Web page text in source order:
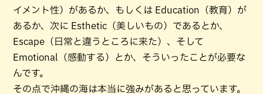
イメント性）があるか、もしくは Education（教育）が
あるか、次に Esthetic（美しいもの）であるとか、
Escape（日常と違うところに来た）、そして
Emotional（感動する）とか、そういったことが必要な
んです。
その点で沖縄の海は本当に強みがあると思っています。